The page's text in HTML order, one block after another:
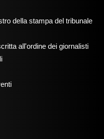
della stampa del tribunale
all'ordine dei giornalisti